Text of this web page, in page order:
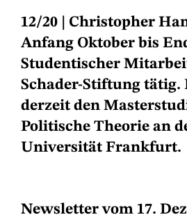
12/20
Christopher
Anfang Oktober bis
Studentischer
Schader-Stiftung tätig.
derzeit den
Politische Theorie an
Universität Frankfurt.
Newsletter vom 17.